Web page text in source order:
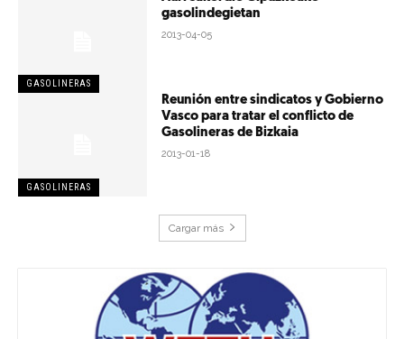
GASOLINERAS
gasolindegietan
2013-04-05
GASOLINERAS
Reunión entre sindicatos y Gobierno
Vasco para tratar el conflicto de
Gasolineras de Bizkaia
2013-01-18
Cargar más